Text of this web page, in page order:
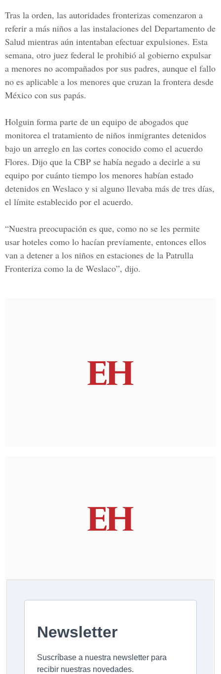
Tras la orden, las autoridades fronterizas comenzaron a
referir a más niños a las instalaciones del Departamento de
Salud mientras aún intentaban efectuar expulsiones. Esta
semana, otro juez federal le prohibió al gobierno expulsar
a menores no acompañados por sus padres, aunque el fallo
no es aplicable a los menores que cruzan la frontera desde
México con sus papás.
Holguin forma parte de un equipo de abogados que
monitorea el tratamiento de niños inmigrantes detenidos
bajo un arreglo en las cortes conocido como el acuerdo
Flores. Dijo que la CBP se había negado a decirle a su
equipo por cuánto tiempo los menores habían estado
detenidos en Weslaco y si alguno llevaba más de tres días,
el límite establecido por el acuerdo.
“Nuestra preocupación es que, como no se les permite
usar hoteles como lo hacían previamente, entonces ellos
van a detener a los niños en estaciones de la Patrulla
Fronteriza como la de Weslaco”, dijo.